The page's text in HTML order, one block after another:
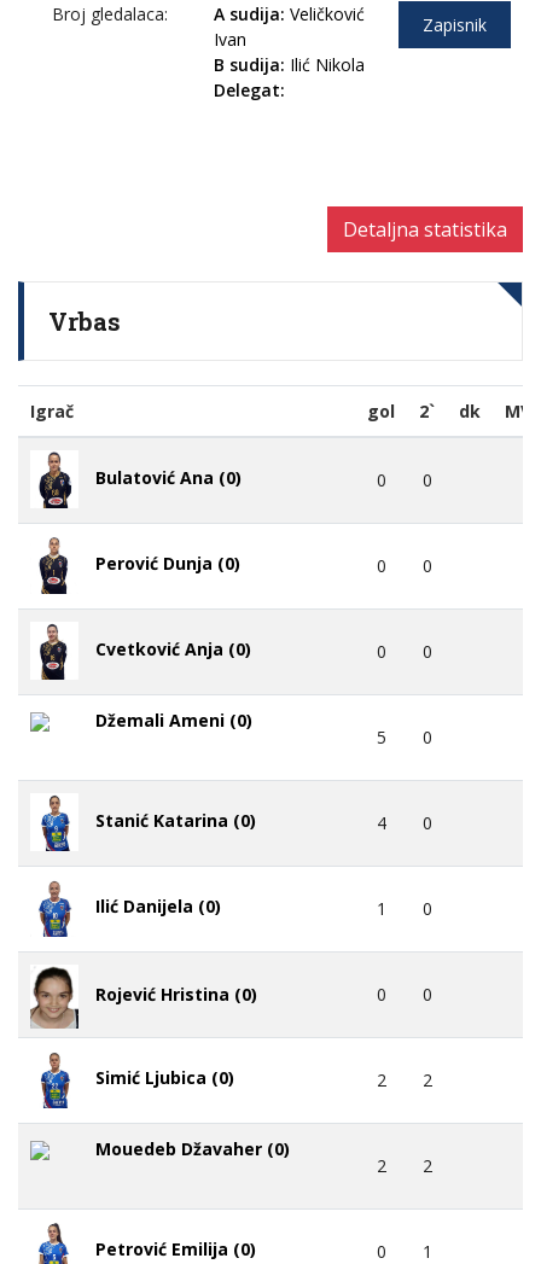
Broj gledalaca: A sudija: Veličković
Ivan
B sudija: Ilić Nikola
Delegat:
Zapisnik
Detaljna statistika
Vrbas
Igrač gol 2` dk MVP
Bulatović Ana (0) 0 0
Perović Dunja (0) 0 0
Cvetković Anja (0) 0 0
Džemali Ameni (0)
5 0
Stanić Katarina (0) 4 0
Ilić Danijela (0) 1 0
Rojević Hristina (0) 0 0
Simić Ljubica (0) 2 2
Mouedeb Džavaher (0)
2 2
Petrović Emilija (0) 0 1